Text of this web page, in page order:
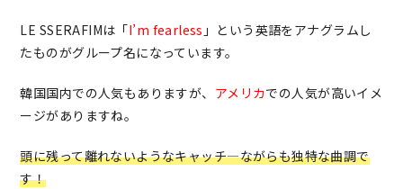
LE SSERAFIMは「I’m fearless 」という英語をアナグラムし
たものがグループ名になっています。
韓国国内での人気もありますが、 アメリカでの人気が高いイメ
ージがありますね。
頭に残って離れないようなキャッチ―ながらも独特な曲調で
す！